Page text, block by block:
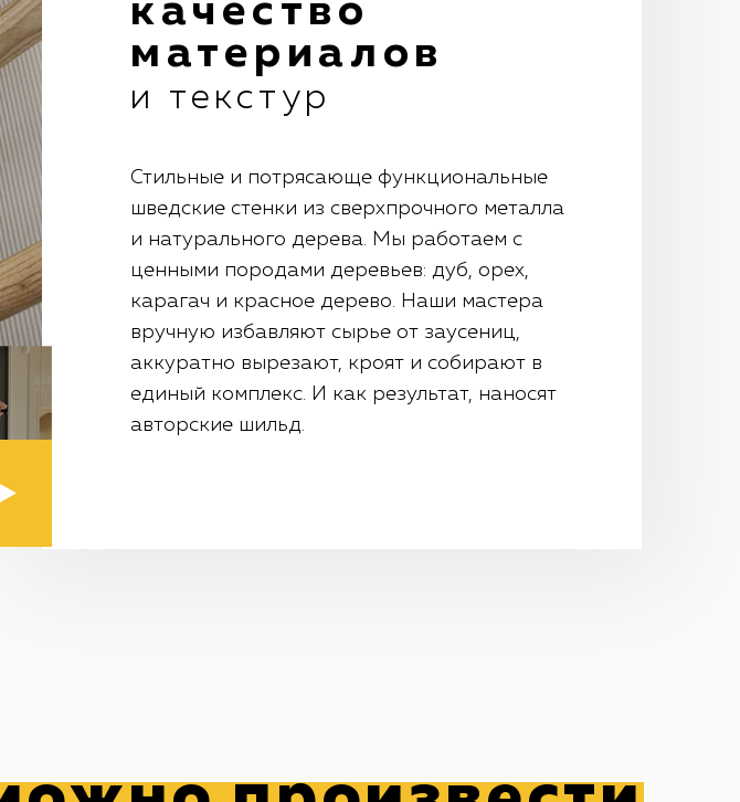
качество
материалов
и текстур
Стильные и потрясающе функциональные
шведские стенки из сверхпрочного металла
и натурального дерева. Мы работаем с
ценными породами деревьев: дуб, орех,
карагач и красное дерево. Наши мастера
вручную избавляют сырье от заусениц,
аккуратно вырезают, кроят и собирают в
единый комплекс. И как результат, наносят
авторские шильд.